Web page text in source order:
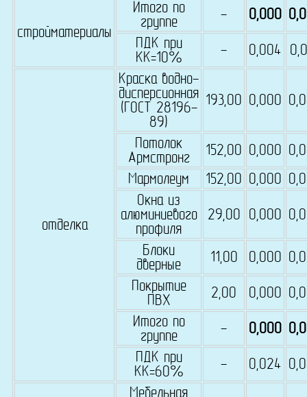
стройматериалы
Итого по
группе
- 0,000
ПДК при
КК=10%
- 0,004
отделка
Краска водно-
дисперсионная
(ГОСТ 28196-
89)
193,00 0,000
Потолок
Армстронг
152,00 0,000
Мармолеум
152,00 0,000
Окна из
алюминиевого
профиля
29,00 0,000
Блоки
дверные
11,00 0,000
Покрытие
ПВХ
2,00 0,000
Итого по
группе
- 0,000
ПДК при
КК=60%
- 0,024
Мебельная